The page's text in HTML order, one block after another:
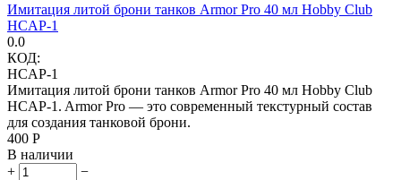
Имитация литой брони танков Armor Pro 40 мл Hobby Club
HCAP-1
0.0
КОД:
HCAP-1
Имитация литой брони танков Armor Pro 40 мл Hobby Club
HCAP-1. Armor Pro — это современный текстурный состав
для создания танковой брони.
‍400‍ Р
В наличии
+
−